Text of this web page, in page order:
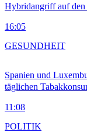
Hybridangriff auf
16:05
Spanien und
täglichen
11:08
GESUNDHEIT
POLITIK